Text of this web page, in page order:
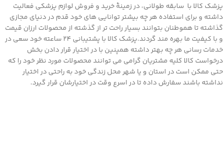
پزشک کالا با سابقه طولانی، در زمینۀ خرید و فروش لوازم پزشکی فعالیت
داشته و برای استفاده هر چه بیشتر توانایی های خود قدم در دنیای مجازی
گذاشته تا هموطنان بتوانند بسیار راحت تر از گذشته از محصولات ارزان قیمت
و با کیفیت ما بهره مند گردند.پزشک کالا با پشتیبانی 24 ساعته خود سعی در
خدمات رسانی هر چه بهتر داشته همپنین با در اختیار قرار دادن بخش
درخواست کالا کلیه مشتریان گرامی می توانند محصولات مورد نظر خود را که
حتی ممکن است در استان و یا شهر محل زندگی خود به راحتی در اختیار
نداشته باشند سفارش داده تا در اسرع وقت در اختیارشان قرار گیرد.